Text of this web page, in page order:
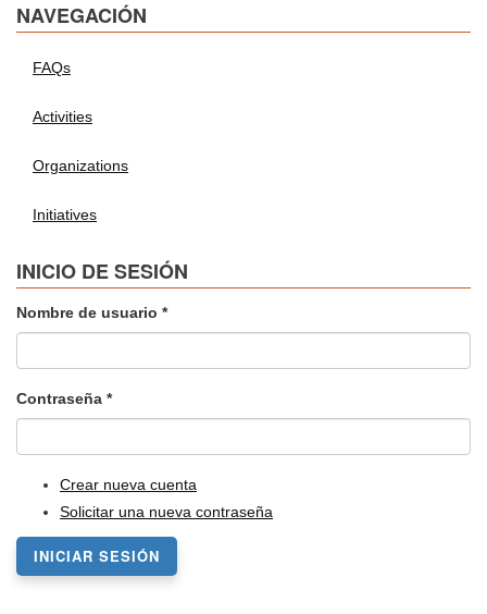
NAVEGACIÓN
FAQs
Activities
Organizations
Initiatives
INICIO DE SESIÓN
Nombre de usuario *
Contraseña *
Crear nueva cuenta
Solicitar una nueva contraseña
INICIAR SESIÓN